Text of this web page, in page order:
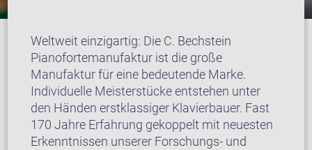
Weltweit einzigartig: Die C. Bechstein
Pianofortemanufaktur ist die große
Manufaktur für eine bedeutende Marke.
Individuelle Meisterstücke entstehen unter
den Händen erstklassiger Klavierbauer. Fast
170 Jahre Erfahrung gekoppelt mit neuesten
Erkenntnissen unserer Forschungs- und